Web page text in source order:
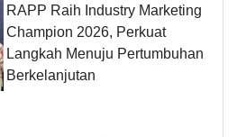
RAPP Raih Industry Marketing
Champion 2026, Perkuat
Langkah Menuju Pertumbuhan
Berkelanjutan